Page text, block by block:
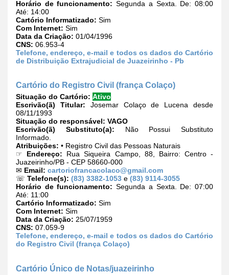
Horário de funcionamento: Segunda a Sexta. De: 08:00
Até: 14:00
Cartório Informatizado: Sim
Com Internet: Sim
Data da Criação: 01/04/1996
CNS: 06.953-4
Telefone, endereço, e-mail e todos os dados do Cartório
de Distribuição Extrajudicial de Juazeirinho - Pb
Cartório do Registro Civil (frança Colaço)
Situação do Cartório: Ativo
Escrivão(ã) Titular: Josemar Colaço de Lucena desde
08/11/1993
Situação do responsável: VAGO
Escrivão(ã) Substituto(a): Não Possui Substituto
Informado.
Atribuições: • Registro Civil das Pessoas Naturais
☞ Endereço: Rua Siqueira Campo, 88, Bairro: Centro -
Juazeirinho/PB - CEP 58660-000
✉ Email: cartoriofrancacolaco@gmail.com
☏ Telefone(s): (83) 3382-1053 e (83) 9114-3055
Horário de funcionamento: Segunda a Sexta. De: 07:00
Até: 11:00
Cartório Informatizado: Sim
Com Internet: Sim
Data da Criação: 25/07/1959
CNS: 07.059-9
Telefone, endereço, e-mail e todos os dados do Cartório
do Registro Civil (frança Colaço)
Cartório Único de Notas/juazeirinho